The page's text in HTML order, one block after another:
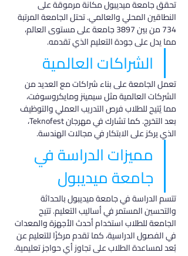
تحقق جامعة ميديبول مكانة مرموقة على
النطاقين المحلي والعالمي. تحتل الجامعة المرتبة
734 من بين 3897 جامعة على مستوى العالم،
مما يدل على جودة التعليم الذي تقدمه.
الشراكات العالمية
تعمل الجامعة على بناء شراكات مع العديد من
الشركات العالمية مثل سيمينز ومايكروسوفت،
مما يُتيح للطلاب فرص التدريب العملي والتوظيف
بعد التخرج. كما تشارك في مهرجان Teknofest،
الذي يركز على الابتكار في مجالات الهندسة.
مميزات الدراسة في
جامعة ميديبول
تتسم الدراسة في جامعة ميديبول بالحداثة
والتحسين المستمر في أساليب التعليم. تتيح
الجامعة للطلاب استخدام أحدث الأجهزة والمعدات
في الفصول الدراسية، كما تقدم مركزًا للتعليم عن
بُعد لمساعدة الطلاب على تجاوز أي حواجز تعليمية.